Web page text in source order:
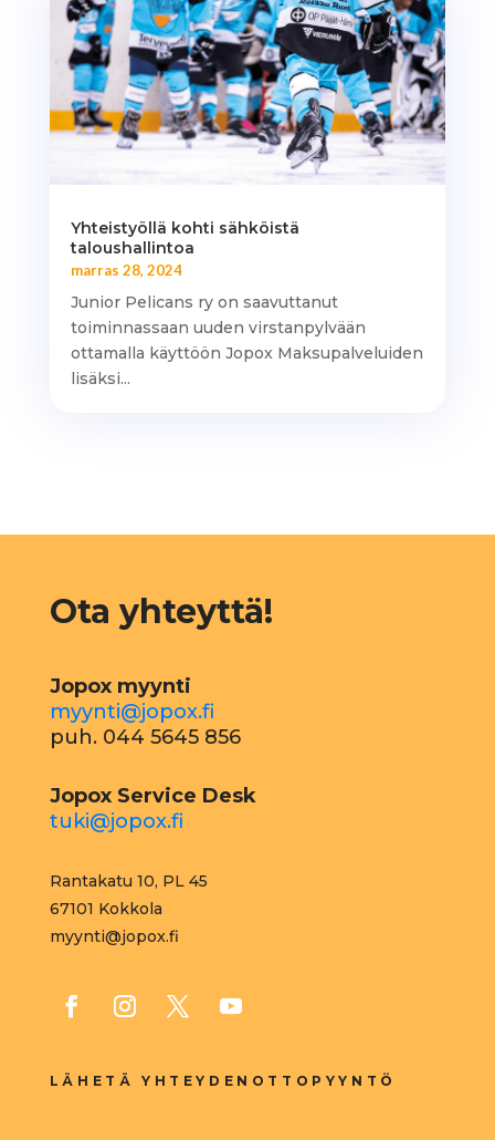
Yhteistyöllä kohti sähköistä
taloushallintoa
marras 28, 2024
Junior Pelicans ry on saavuttanut
toiminnassaan uuden virstanpylvään
ottamalla käyttöön Jopox Maksupalveluiden
lisäksi...
Ota yhteyttä!
Jopox myynti
myynti@jopox.fi
puh. 044 5645 856
Jopox Service Desk
tuki@jopox.fi
Rantakatu 10, PL 45
67101 Kokkola
myynti@jopox.fi
LÄHETÄ YHTEYDENOTTOPYYNTÖ